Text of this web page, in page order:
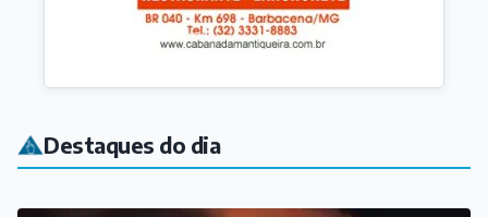
Incêndio de grandes proporções destrói andar de
prédio em São João del-Rei